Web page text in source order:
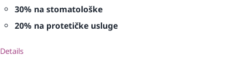
30% na stomatološke
20% na protetičke usluge
Details